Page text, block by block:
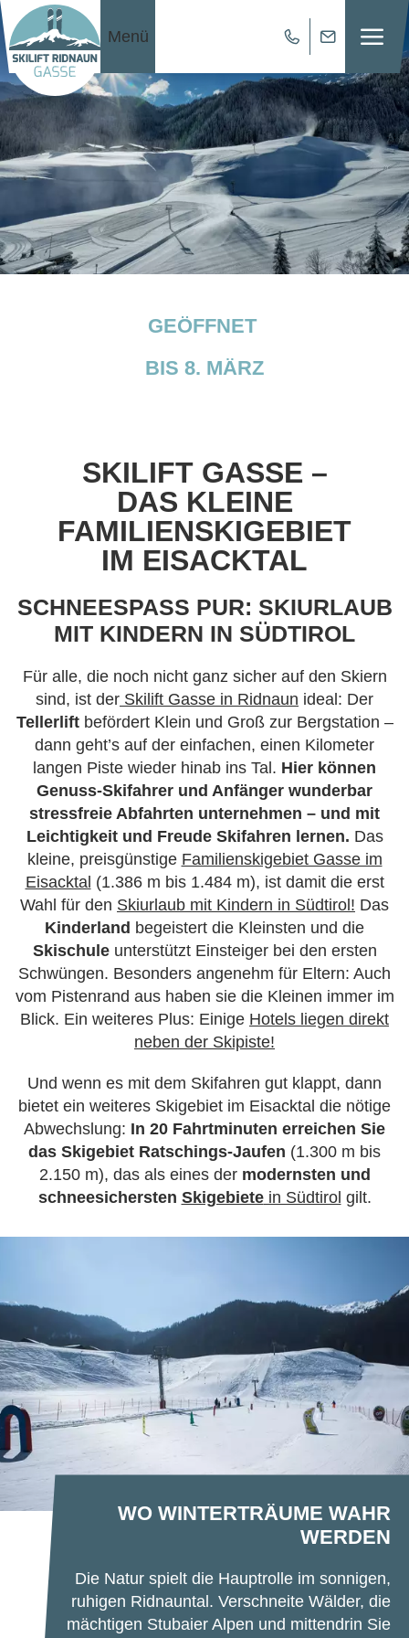
Menü
GEÖFFNET
BIS 8. MÄRZ
SKILIFT GASSE –
DAS KLEINE
FAMILIENSKIGEBIET
IM EISACKTAL
SCHNEESPASS PUR: SKIURLAUB M
IT KINDERN IN SÜDTIROL
Für alle, die noch nicht ganz sicher auf den Skiern
sind, ist der Skilift Gasse in Ridnaun ideal: Der
Tellerliftbefördert Klein und Groß zur Bergstation –
dann geht’s auf der einfachen, einen Kilometer
langen Piste wieder hinab ins Tal. Hier können
Genuss-Skifahrer und Anfänger wunderbar
stressfreie Abfahrten unternehmen – und mit
Leichtigkeit und Freude Skifahren lernen. Das
kleine, preisgünstige Familienskigebiet Gasse im
Eisacktal (1.386 m bis 1.484 m), ist damit die erst
Wahl für den Skiurlaub mit Kindern in Südtirol! Das
Kinderland begeistert die Kleinsten und die
Skischuleunterstützt Einsteiger bei den ersten
Schwüngen. Besonders angenehm für Eltern: Auch
vom Pistenrand aus haben sie die Kleinen immer im
Blick. Ein weiteres Plus: Einige Hotels liegen direkt
neben der Skipiste!
Und wenn es mit dem Skifahren gut klappt, dann
bietet ein weiteres Skigebiet im Eisacktal die nötige
Abwechslung: In 20 Fahrtminuten erreichen Sie
das Skigebiet Ratschings-Jaufen (1.300 m bis
2.150 m), das als eines der modernsten und
schneesichersten Skigebietein Südtirol gilt.
WO WINTERTRÄUME WAHR
WERDEN
Die Natur spielt die Hauptrolle im sonnigen,
ruhigen Ridnauntal. Verschneite Wälder, die
mächtigen Stubaier Alpen und mittendrin Sie